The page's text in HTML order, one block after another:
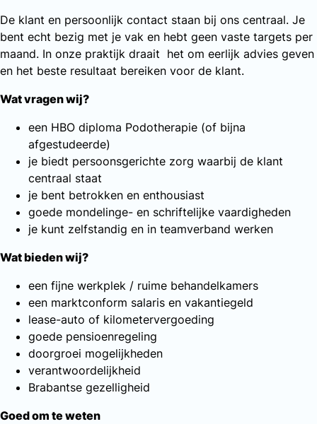
De klant en persoonlijk contact staan bij ons centraal. Je
bent echt bezig met je vak en hebt geen vaste targets per
maand. In onze praktijk draait het om eerlijk advies geven
en het beste resultaat bereiken voor de klant.
Wat vragen wij?
een HBO diploma Podotherapie (of bijna
afgestudeerde)
je biedt persoonsgerichte zorg waarbij de klant
centraal staat
je bent betrokken en enthousiast
goede mondelinge- en schriftelijke vaardigheden
je kunt zelfstandig en in teamverband werken
Wat bieden wij?
een fijne werkplek / ruime behandelkamers
een marktconform salaris en vakantiegeld
lease-auto of kilometervergoeding
goede pensioenregeling
doorgroei mogelijkheden
verantwoordelijkheid
Brabantse gezelligheid
Goed om te weten